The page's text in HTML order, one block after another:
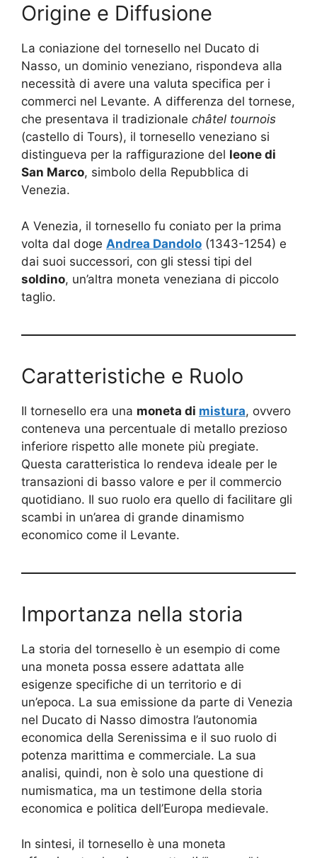
Origine e Diffusione
La coniazione del tornesello nel Ducato di
Nasso, un dominio veneziano, rispondeva alla
necessità di avere una valuta specifica per i
commerci nel Levante. A differenza del tornese,
che presentava il tradizionale châtel tournois
(castello di Tours), il tornesello veneziano si
distingueva per la raffigurazione del leone di
San Marco, simbolo della Repubblica di
Venezia.
A Venezia, il tornesello fu coniato per la prima
volta dal doge Andrea Dandolo (1343-1254) e
dai suoi successori, con gli stessi tipi del
soldino, un’altra moneta veneziana di piccolo
taglio.
Caratteristiche e Ruolo
Il tornesello era una moneta di mistura, ovvero
conteneva una percentuale di metallo prezioso
inferiore rispetto alle monete più pregiate.
Questa caratteristica lo rendeva ideale per le
transazioni di basso valore e per il commercio
quotidiano. Il suo ruolo era quello di facilitare gli
scambi in un’area di grande dinamismo
economico come il Levante.
Importanza nella storia
La storia del tornesello è un esempio di come
una moneta possa essere adattata alle
esigenze specifiche di un territorio e di
un’epoca. La sua emissione da parte di Venezia
nel Ducato di Nasso dimostra l’autonomia
economica della Serenissima e il suo ruolo di
potenza marittima e commerciale. La sua
analisi, quindi, non è solo una questione di
numismatica, ma un testimone della storia
economica e politica dell’Europa medievale.
In sintesi, il tornesello è una moneta